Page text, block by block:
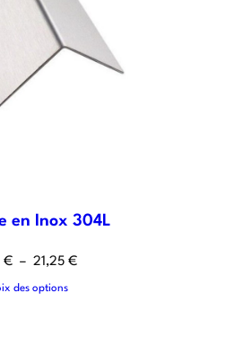
en Inox 304L
€ – 21,25 €
des options